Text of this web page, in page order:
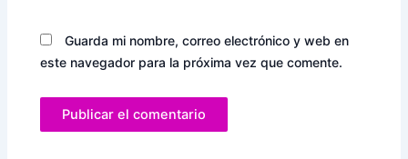
Guarda mi nombre, correo electrónico y web en
este navegador para la próxima vez que comente.